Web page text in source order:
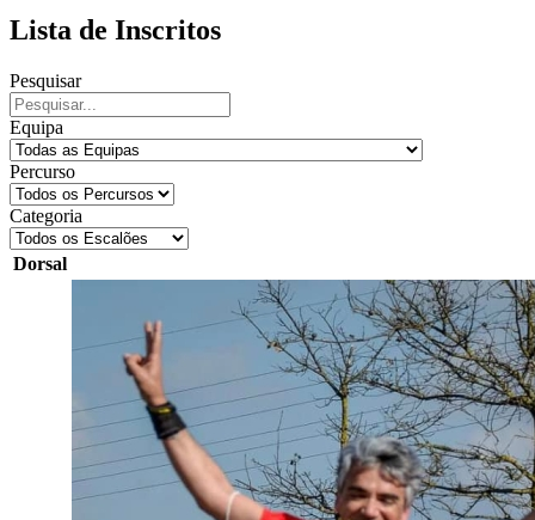
Lista de Inscritos
Pesquisar
Equipa
Percurso
Categoria
Dorsal